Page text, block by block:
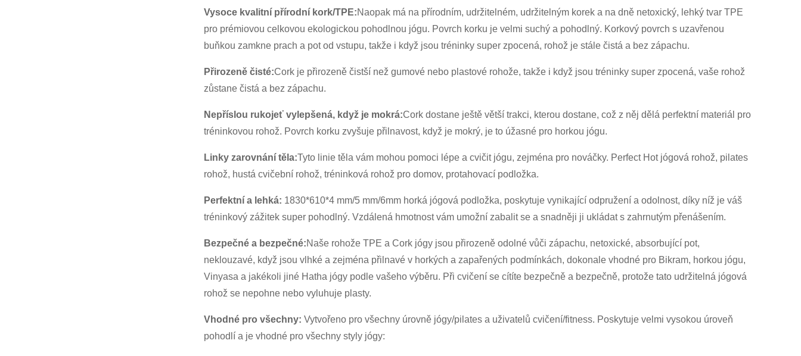
Vysoce kvalitní přírodní kork/TPE:Naopak má na přírodním, udržitelném, udržitelným korek a na dně netoxický, lehký tvar TPE
pro prémiovou celkovou ekologickou pohodlnou jógu. Povrch korku je velmi suchý a pohodlný. Korkový povrch s uzavřenou
buňkou zamkne prach a pot od vstupu, takže i když jsou tréninky super zpocená, rohož je stále čistá a bez zápachu.
Přirozeně čisté:Cork je přirozeně čistší než gumové nebo plastové rohože, takže i když jsou tréninky super zpocená, vaše rohož
zůstane čistá a bez zápachu.
Nepříslou rukojeť vylepšená, když je mokrá:Cork dostane ještě větší trakci, kterou dostane, což z něj dělá perfektní materiál pro
tréninkovou rohož. Povrch korku zvyšuje přilnavost, když je mokrý, je to úžasné pro horkou jógu.
Linky zarovnání těla:Tyto linie těla vám mohou pomoci lépe a cvičit jógu, zejména pro nováčky. Perfect Hot jógová rohož, pilates
rohož, hustá cvičební rohož, tréninková rohož pro domov, protahovací podložka.
Perfektní a lehká: 1830*610*4 mm/5 mm/6mm horká jógová podložka, poskytuje vynikající odpružení a odolnost, díky níž je váš
tréninkový zážitek super pohodlný. Vzdálená hmotnost vám umožní zabalit se a snadněji ji ukládat s zahrnutým přenášením.
Bezpečné a bezpečné:Naše rohože TPE a Cork jógy jsou přirozeně odolné vůči zápachu, netoxické, absorbující pot,
neklouzavé, když jsou vlhké a zejména přilnavé v horkých a zapařených podmínkách, dokonale vhodné pro Bikram, horkou jógu,
Vinyasa a jakékoli jiné Hatha jógy podle vašeho výběru. Při cvičení se cítíte bezpečně a bezpečně, protože tato udržitelná jógová
rohož se nepohne nebo vyluhuje plasty.
Vhodné pro všechny: Vytvořeno pro všechny úrovně jógy/pilates a uživatelů cvičení/fitness. Poskytuje velmi vysokou úroveň
pohodlí a je vhodné pro všechny styly jógy: